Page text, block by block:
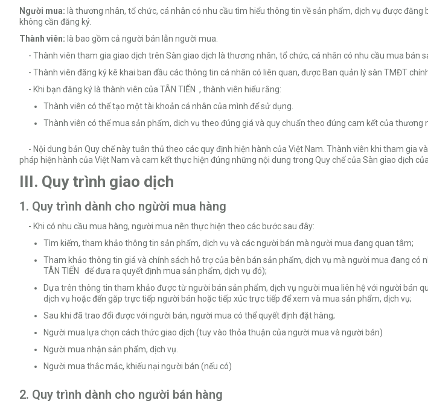
Người mua: là thương nhân, tổ chức, cá nhân có nhu cầu tìm hiểu thông tin về sản phẩm, dịch vụ được
không cần đăng ký.
Thành viên: là bao gồm cả người bán lẫn người mua.
- Thành viên tham gia giao dịch trên Sàn giao dịch là thương nhân, tổ chức, cá nhân có nhu cầu mua bán
- Thành viên đăng ký kê khai ban đầu các thông tin cá nhân có liên quan, được Ban quản lý sàn TMĐT
- Khi bạn đăng ký là thành viên của TÂN TIẾN , thành viên hiểu rằng:
Thành viên có thể tạo một tài khoản cá nhân của mình để sử dụng.
Thành viên có thể mua sản phẩm, dịch vụ theo đúng giá và quy chuẩn theo đúng cam kết của thương
- Nội dung bản Quy chế này tuân thủ theo các quy định hiện hành của Việt Nam. Thành viên khi tham gia
pháp hiện hành của Việt Nam và cam kết thực hiện đúng những nội dung trong Quy chế của Sàn giao dịch
III. Quy trình giao dịch
1. Quy trình dành cho ngừời mua hàng
- Khi có nhu cầu mua hàng, người mua nên thực hiện theo các bước sau đây:
Tìm kiếm, tham khảo thông tin sản phẩm, dịch vụ và các người bán mà người mua đang quan tâm;
Tham khảo thông tin giá và chính sách hỗ trợ của bên bán sản phẩm, dịch vụ mà người mua đang
TÂN TIẾN để đưa ra quyết định mua sản phẩm, dịch vụ đó);
Dựa trên thông tin tham khảo được từ người bán sản phẩm, dịch vụ người mua liên hệ với người bán
dịch vụ hoặc đến gặp trực tiếp người bán hoặc tiếp xúc trực tiếp để xem và mua sản phẩm, dịch vụ;
Sau khi đã trao đổi được với người bán, người mua có thể quyết định đặt hàng;
Người mua lựa chọn cách thức giao dịch (tuy vào thỏa thuận của người mua và người bán)
Người mua nhận sản phẩm, dịch vụ.
Người mua thắc mắc, khiếu nại người bán (nếu có)
2. Quy trình dành cho người bán hàng